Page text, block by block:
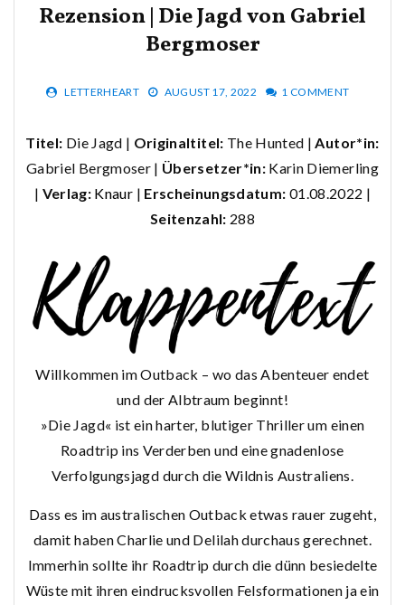
Rezension | Die Jagd von Gabriel
Bergmoser
LETTERHEART AUGUST 17, 2022 1 COMMENT
Titel: Die Jagd | Originaltitel: The Hunted | Autor*in:
Gabriel Bergmoser | Übersetzer*in:Karin Diemerling
| Verlag: Knaur | Erscheinungsdatum: 01.08.2022 |
Seitenzahl: 288
Willkommen im Outback – wo das Abenteuer endet
und der Albtraum beginnt!
»Die Jagd« ist ein harter, blutiger Thriller um einen
Roadtrip ins Verderben und eine gnadenlose
Verfolgungsjagd durch die Wildnis Australiens.
Dass es im australischen Outback etwas rauer zugeht,
damit haben Charlie und Delilah durchaus gerechnet.
Immerhin sollte ihr Roadtrip durch die dünn besiedelte
Wüste mit ihren eindrucksvollen Felsformationen ja ein